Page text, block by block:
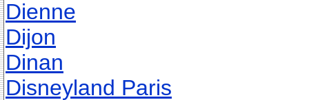
Dienne
Dijon
Dinan
Disneyland Paris